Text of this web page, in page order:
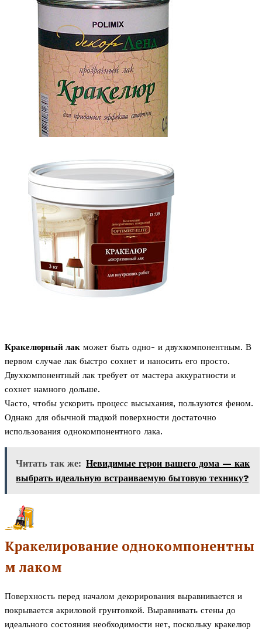
Кракелюрный лак может быть одно- и двухкомпонентным. В
первом случае лак быстро сохнет и наносить его просто.
Двухкомпонентный лак требует от мастера аккуратности и
сохнет намного дольше.
Часто, чтобы ускорить процесс высыхания, пользуются феном.
Однако для обычной гладкой поверхности достаточно
использования однокомпонентного лака.
Читать так же: Невидимые герои вашего дома — как
выбрать идеальную встраиваемую бытовую технику?
Кракелирование однокомпонентны
м лаком
Поверхность перед началом декорирования выравнивается и
покрывается акриловой грунтовкой. Выравнивать стены до
идеального состояния необходимости нет, поскольку кракелюр